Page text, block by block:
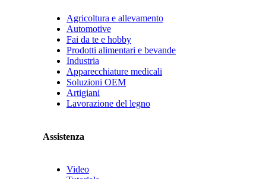
Agricoltura e allevamento
Automotive
Fai da te e hobby
Prodotti alimentari e bevande
Industria
Apparecchiature medicali
Soluzioni OEM
Artigiani
Lavorazione del legno
Assistenza
Video